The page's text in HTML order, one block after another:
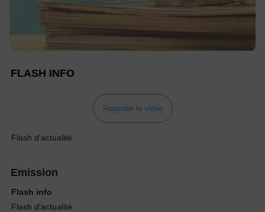
FLASH INFO
Regarder la vidéo
Flash d'actualité.
Emission
Flash info
Flash d'actualité.